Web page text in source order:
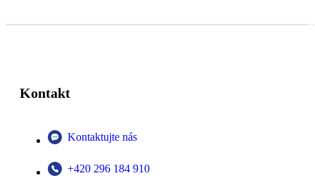
Kontakt
Kontaktujte nás
+420 296 184 910